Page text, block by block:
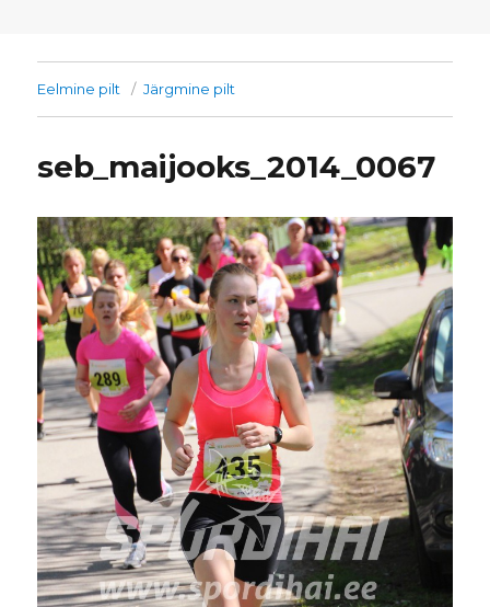
Eelmine pilt Järgmine pilt
seb_maijooks_2014_0067